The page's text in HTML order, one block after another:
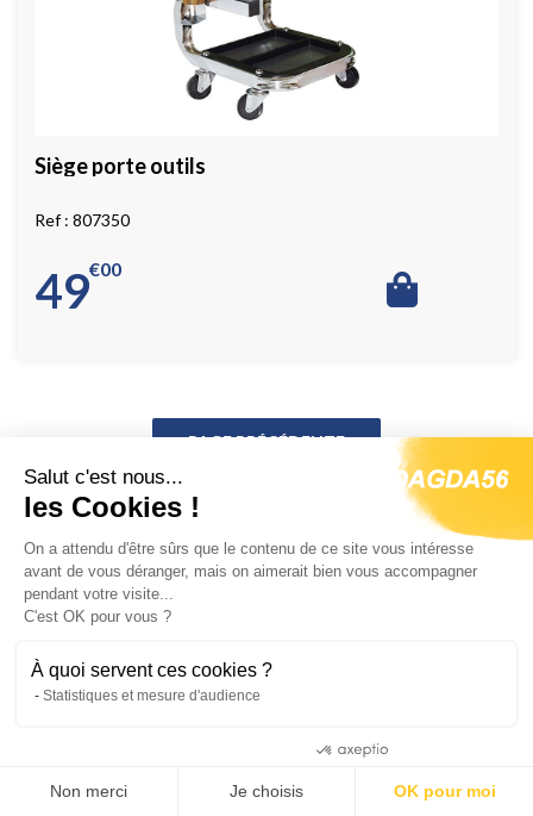
Siège porte outils
807350
49 00
€
Pour vos achats en toute
Salut c'est nous...
les Cookies !
On a attendu d'être sûrs que le contenu de ce site vous intéresse
avant de vous déranger, mais on aimerait bien vous accompagner
pendant votre visite...
C'est OK pour vous ?
À quoi servent ces cookies ?
Statistiques et mesure d'audience
Non merci Je choisis OK pour moi